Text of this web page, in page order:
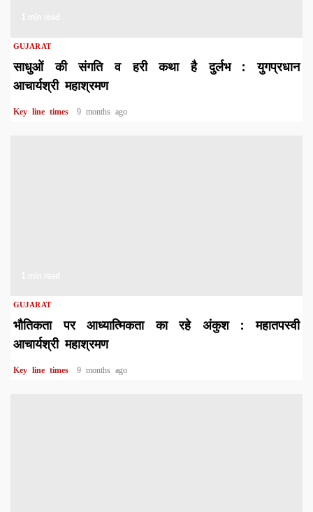
GUJARAT
साधुओं की संगति व हरी कथा है दुर्लभ : युगप्रधान
आचार्यश्री महाश्रमण
Key line times 9 months ago
GUJARAT
भौतिकता पर आध्यात्मिकता का रहे अंकुश : महातपस्वी
आचार्यश्री महाश्रमण
Key line times 9 months ago